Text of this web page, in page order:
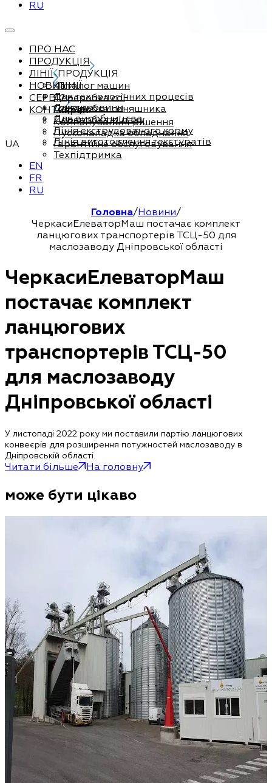
RU
ПРО НАС
ПРОДУКЦІЯ
ПРОДУКЦІЯ
Каталог машин
Для технологічних процесів
Для сировини
Для виробництва
ЛІНІЇ
ЛІНІЇ
Переробка сої
Переробка соняшника
Переробка ріпаку
Лінія екструдованого корму
Лінія виготовлення текстуратів
НОВИНИ
СЕРВІС
Сервіс
Компонувальні рішення
Пусконаладка обладнання
Гарантійне обслуговування
Техпідтримка
КОНТАКТИ
UA
EN
FR
RU
Головна/Новини/
ЧеркасиЕлеваторМаш постачає комплект
ланцюгових транспортерів ТСЦ-50 для
маслозаводу Дніпровської області
ЧеркасиЕлеваторМаш
постачає комплект
ланцюгових
транспортерів ТСЦ-50
для маслозаводу
Дніпровської області
У листопаді 2022 року ми поставили партію ланцюгових
конвеєрів для розширення потужностей маслозаводу в
Дніпровській області.
Читати більше На головну
може бути цікаво